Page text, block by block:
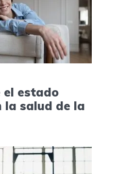
el estado
la salud de la